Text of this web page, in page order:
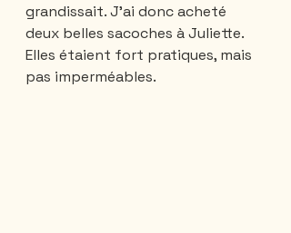
grandissait. J'ai donc acheté
deux belles sacoches à Juliette.
Elles étaient fort pratiques, mais
pas imperméables.